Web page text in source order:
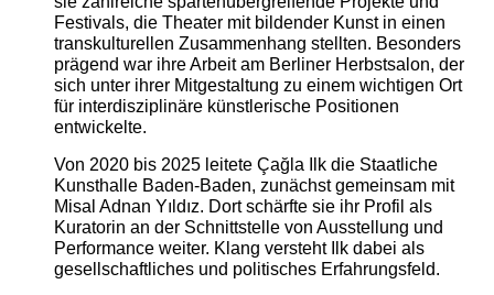
Festivals, die Theater mit bildender Kunst in einen
transkulturellen Zusammenhang stellten. Besonders
prägend war ihre Arbeit am Berliner Herbstsalon, der
sich unter ihrer Mitgestaltung zu einem wichtigen Ort
für interdisziplinäre künstlerische Positionen
entwickelte.
Von 2020 bis 2025 leitete Çağla Ilk die Staatliche
Kunsthalle Baden-Baden, zunächst gemeinsam mit
Misal Adnan Yıldız. Dort schärfte sie ihr Profil als
Kuratorin an der Schnittstelle von Ausstellung und
Performance weiter. Klang versteht Ilk dabei als
gesellschaftliches und politisches Erfahrungsfeld.